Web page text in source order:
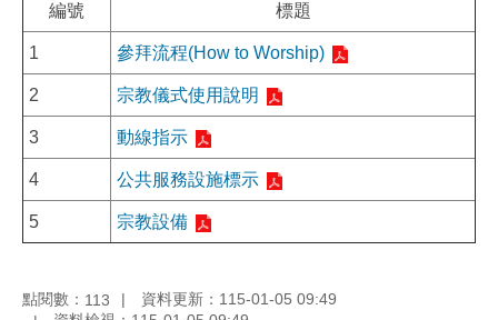
編號 標題
1 參拜流程(How to Worship)
2 宗教儀式使用說明
3 動線指示
4 公共服務設施標示
5 宗教設備
點閱數： 113
資料更新：115-01-05 09:49